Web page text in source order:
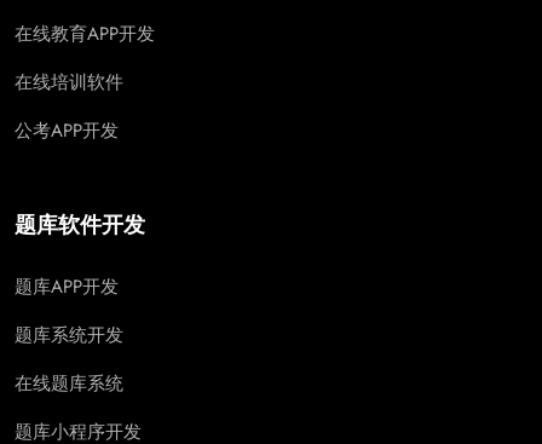
在线教育APP开发
在线培训软件
公考APP开发
题库软件开发
题库APP开发
题库系统开发
在线题库系统
题库小程序开发